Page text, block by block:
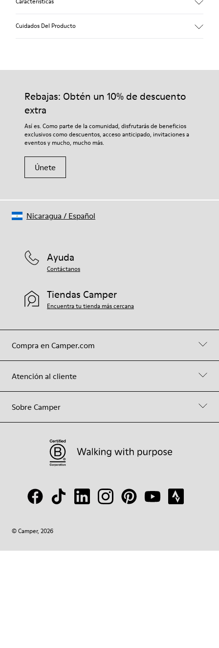
Cuidados Del Producto
Nuestros zapatos se han fabricado con materiales de primera
garantizará que duren más tiempo.
Si deseas obtener información detallada sobre cómo cuidar de
tu par, visita nuestraGuía para el cuidado del calzado.
Rebajas: Obtén un 10% de descuento
extra
Así es. Como parte de la comunidad, disfrutarás de beneficios
exclusivos como descuentos, acceso anticipado, invitaciones a
eventos y mucho, mucho más.
Únete
Compra en Camper.com
Atención al cliente
Sobre Camper
Ayuda
Contáctanos
Tiendas Camper
Encuentra tu tienda más cercana
© Camper, 2026
Nicaragua / Español